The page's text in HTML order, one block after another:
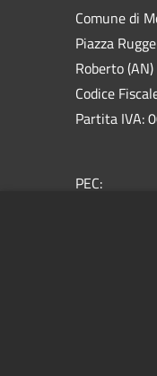
Comune di
Piazza
Roberto (AN)
Codice
Partita IVA:
PEC: